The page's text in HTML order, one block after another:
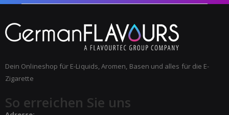
Dein Onlineshop für E-Liquids, Aromen, Basen und alles für die E-
Zigarette
So erreichen Sie uns